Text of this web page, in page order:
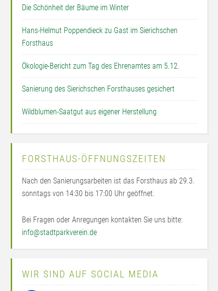
Die Schönheit der Bäume im Winter
Hans-Helmut Poppendieck zu Gast im Sierichschen
Forsthaus
Ökologie-Bericht zum Tag des Ehrenamtes am 5.12.
Sanierung des Sierichschen Forsthauses gesichert
Wildblumen-Saatgut aus eigener Herstellung
FORSTHAUS-ÖFFNUNGSZEITEN
Nach den Sanierungsarbeiten ist das Forsthaus ab 29.3.
sonntags von 14:30 bis 17:00 Uhr geöffnet.
Bei Fragen oder Anregungen kontakten Sie uns bitte:
info@stadtparkverein.de
WIR SIND AUF SOCIAL MEDIA